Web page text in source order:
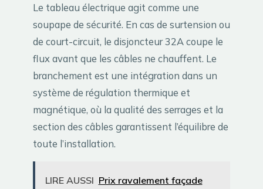
Le tableau électrique agit comme une
soupape de sécurité. En cas de surtension ou
de court-circuit, le disjoncteur 32A coupe le
flux avant que les câbles ne chauffent. Le
branchement est une intégration dans un
système de régulation thermique et
magnétique, où la qualité des serrages et la
section des câbles garantissent l’équilibre de
toute l’installation.
LIRE AUSSI Prix ravalement façade